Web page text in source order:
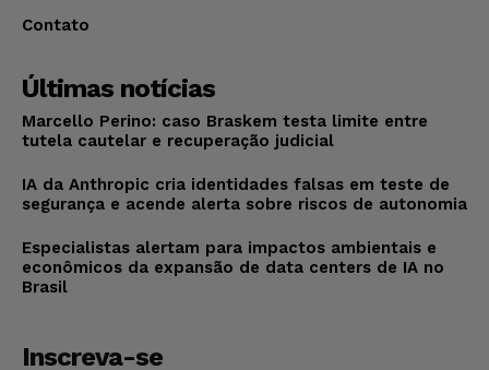
Contato
Últimas notícias
Marcello Perino: caso Braskem testa limite entre
tutela cautelar e recuperação judicial
IA da Anthropic cria identidades falsas em teste de
segurança e acende alerta sobre riscos de autonomia
Especialistas alertam para impactos ambientais e
econômicos da expansão de data centers de IA no
Brasil
Inscreva-se